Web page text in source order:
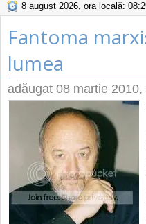
8 august 2026, ora locală:
Fantoma
lumea
adăugat 08 martie 2010,